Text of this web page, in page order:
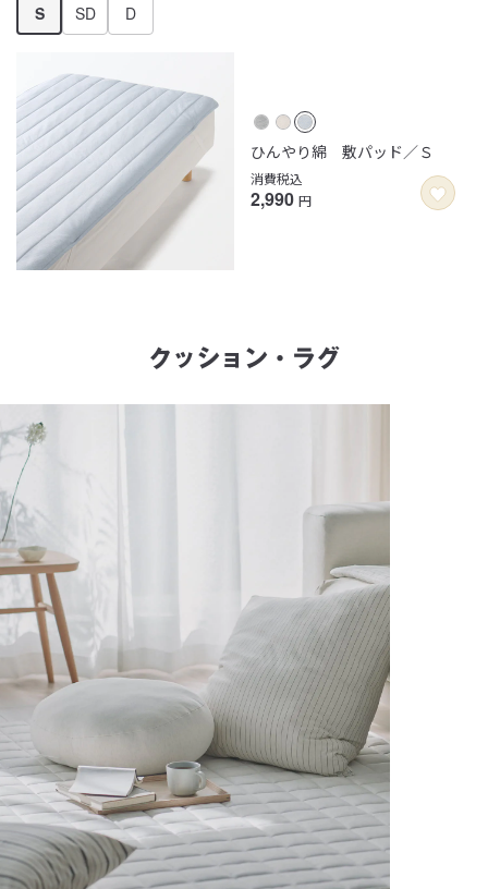
S SD D
ひんやり綿 敷パッド／Ｓ
消費税込
2,990 円
クッション・ラグ